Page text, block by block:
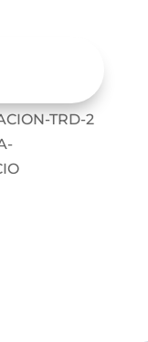
DE-
TRD-2